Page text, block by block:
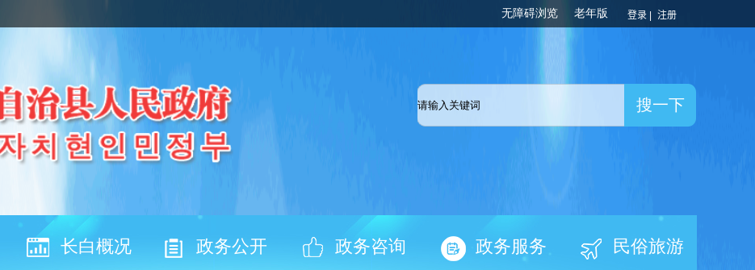
登录 | 注册